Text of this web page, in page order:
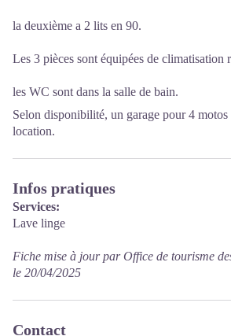
la deuxième a 2 lits en 90.
Les 3 pièces sont équipées de climatisation
les WC sont dans la salle de bain.
Selon disponibilité, un garage pour 4 motos
location.
Infos pratiques
Services:
Lave linge
Fiche mise à jour par Office de tourisme
le 20/04/2025
Contact